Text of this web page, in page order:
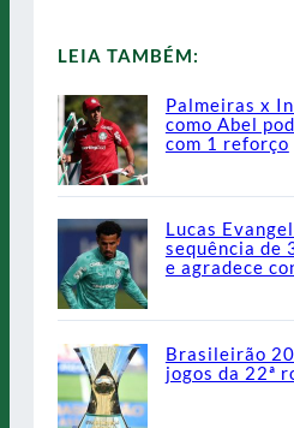
LEIA TAMBÉM:
Palmeiras x
como Abel
com 1 reforço
Lucas
sequência de
e agradece
Brasileirão
jogos da 22ª